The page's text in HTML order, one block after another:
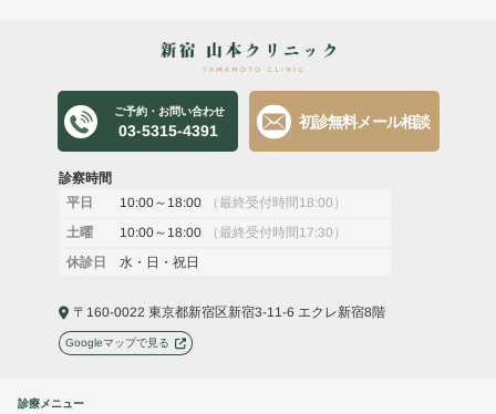
ご予約・お問い合わせ
03-5315-4391
初診無料メール相談
診察時間
平日 10:00～18:00 （最終受付時間18:00）
土曜 10:00～18:00 （最終受付時間17:30）
休診日 水・日・祝日
〒160-0022 東京都新宿区新宿3-11-6 エクレ新宿8階
Googleマップで見る
診療メニュー